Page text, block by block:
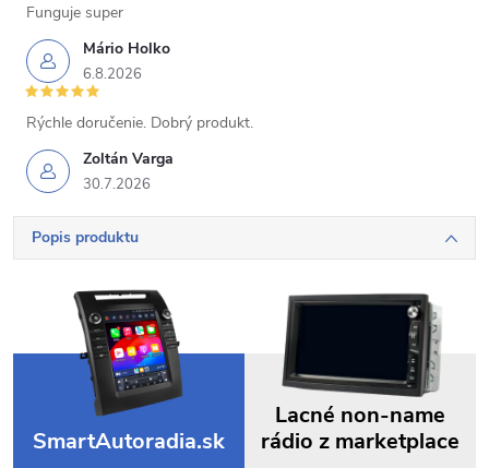
Mário Holko
6.8.2026
Funguje super
Zoltán Varga
30.7.2026
Rýchle doručenie. Dobrý produkt.
Popis produktu
SmartAutoradia.sk
Lacné non-name
rádio z marketplace